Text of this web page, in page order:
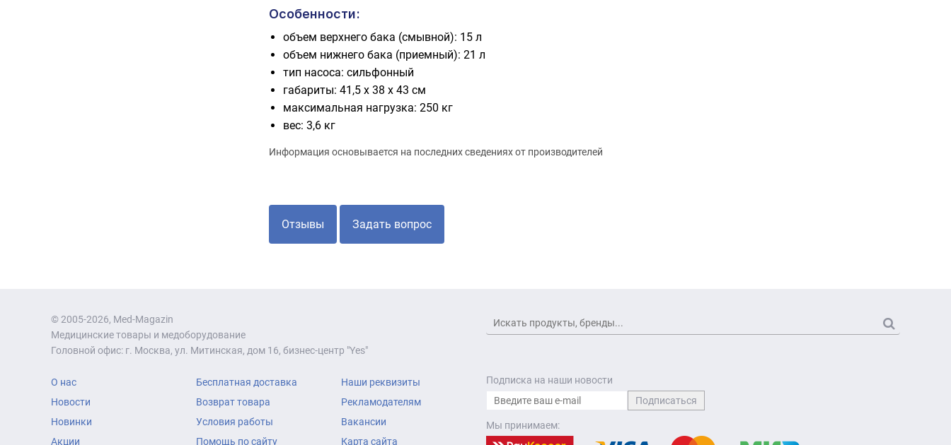
Особенности:
объем верхнего бака (смывной): 15 л
объем нижнего бака (приемный): 21 л
тип насоса: сильфонный
габариты: 41,5 х 38 х 43 см
максимальная нагрузка: 250 кг
вес: 3,6 кг
Информация основывается на последних сведениях от производителей
Отзывы Задать вопрос
© 2005-2026, Med-Magazin
Медицинские товары и медоборудование
Головной офис: г. Москва, ул. Митинская, дом 16, бизнес-центр "Yes"
О нас
Новости
Новинки
Акции
Бесплатная доставка
Возврат товара
Условия работы
Помощь по сайту
Наши реквизиты
Рекламодателям
Вакансии
Карта сайта
Подписка на наши новости
Мы принимаем: